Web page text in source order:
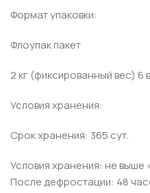
Формат упаковки:
Флоупак пакет
2 кг (фиксированный вес)
Условия хранения:
Срок хранения: 365 сут.
Условия хранения: не выше
После дефростации: 48